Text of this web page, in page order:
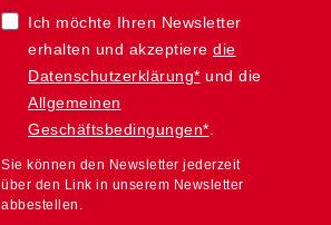
Ich möchte Ihren Newsletter
erhalten und akzeptiere die
Datenschutzerklärung* und die
Allgemeinen
Geschäftsbedingungen*.
Sie können den Newsletter jederzeit
über den Link in unserem Newsletter
abbestellen.